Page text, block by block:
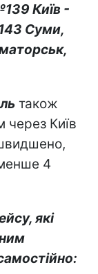
Київ -
Суми,
також
Київ
4
які